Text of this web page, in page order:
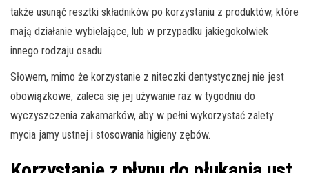
także usunąć resztki składników po korzystaniu z produktów, które
mają działanie wybielające, lub w przypadku jakiegokolwiek
innego rodzaju osadu.
Słowem, mimo że korzystanie z niteczki dentystycznej nie jest
obowiązkowe, zaleca się jej używanie raz w tygodniu do
wyczyszczenia zakamarków, aby w pełni wykorzystać zalety
mycia jamy ustnej i stosowania higieny zębów.